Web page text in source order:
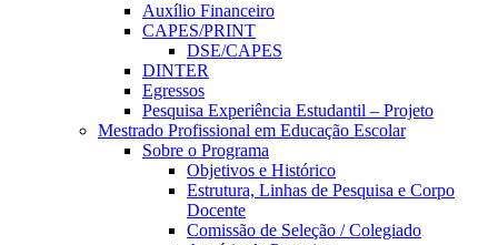
Auxílio Financeiro
CAPES/PRINT
DSE/CAPES
DINTER
Egressos
Pesquisa Experiência Estudantil – Projeto
Mestrado Profissional em Educação Escolar
Sobre o Programa
Objetivos e Histórico
Estrutura, Linhas de Pesquisa e Corpo
Docente
Comissão de Seleção / Colegiado